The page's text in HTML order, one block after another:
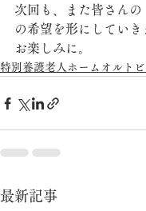
次回も、また皆さんの
の希望を形にしていき
お楽しみに。
特別養護老人ホームオルト
最新記事